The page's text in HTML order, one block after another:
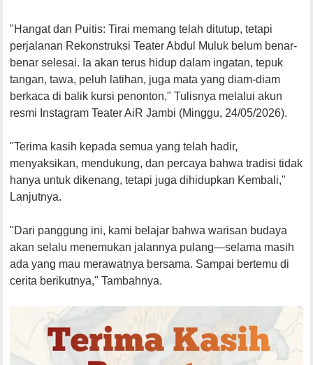
"Hangat dan Puitis: Tirai memang telah ditutup, tetapi
perjalanan Rekonstruksi Teater Abdul Muluk belum benar-
benar selesai. Ia akan terus hidup dalam ingatan, tepuk
tangan, tawa, peluh latihan, juga mata yang diam-diam
berkaca di balik kursi penonton," Tulisnya melalui akun
resmi Instagram Teater AiR Jambi (Minggu, 24/05/2026).
"Terima kasih kepada semua yang telah hadir,
menyaksikan, mendukung, dan percaya bahwa tradisi tidak
hanya untuk dikenang, tetapi juga dihidupkan Kembali,"
Lanjutnya.
"Dari panggung ini, kami belajar bahwa warisan budaya
akan selalu menemukan jalannya pulang—selama masih
ada yang mau merawatnya bersama. Sampai bertemu di
cerita berikutnya," Tambahnya.